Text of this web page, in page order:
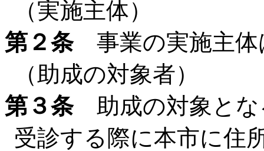
（実施主体）
第２条事業の実施主体
（助成の対象者）
第３条助成の対象とな
受診する際に本市に住